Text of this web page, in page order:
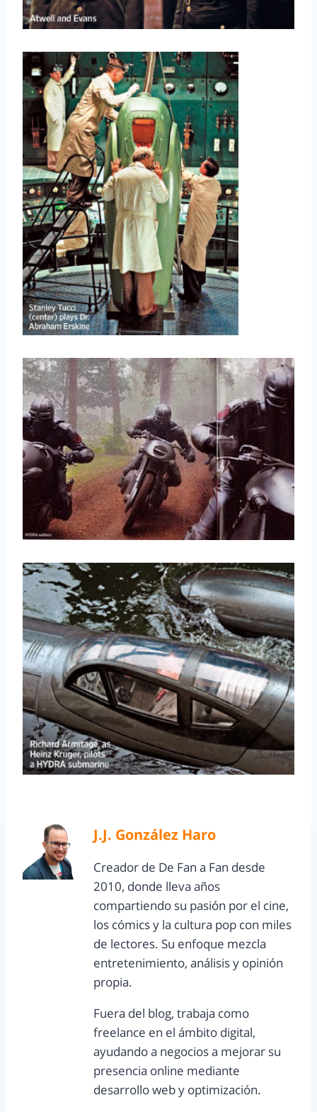
J.J. González Haro
Creador de De Fan a Fan desde
2010, donde lleva años
compartiendo su pasión por el cine,
los cómics y la cultura pop con miles
de lectores. Su enfoque mezcla
entretenimiento, análisis y opinión
propia.
Fuera del blog, trabaja como
freelance en el ámbito digital,
ayudando a negocios a mejorar su
presencia online mediante
desarrollo web y optimización.